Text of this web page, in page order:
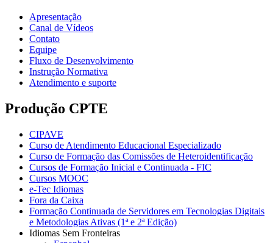
Apresentação
Canal de Vídeos
Contato
Equipe
Fluxo de Desenvolvimento
Instrução Normativa
Atendimento e suporte
Produção CPTE
CIPAVE
Curso de Atendimento Educacional Especializado
Curso de Formação das Comissões de Heteroidentificação
Cursos de Formação Inicial e Continuada - FIC
Cursos MOOC
e-Tec Idiomas
Fora da Caixa
Formação Continuada de Servidores em Tecnologias Digitais
e Metodologias Ativas (1ª e 2ª Edição)
Idiomas Sem Fronteiras